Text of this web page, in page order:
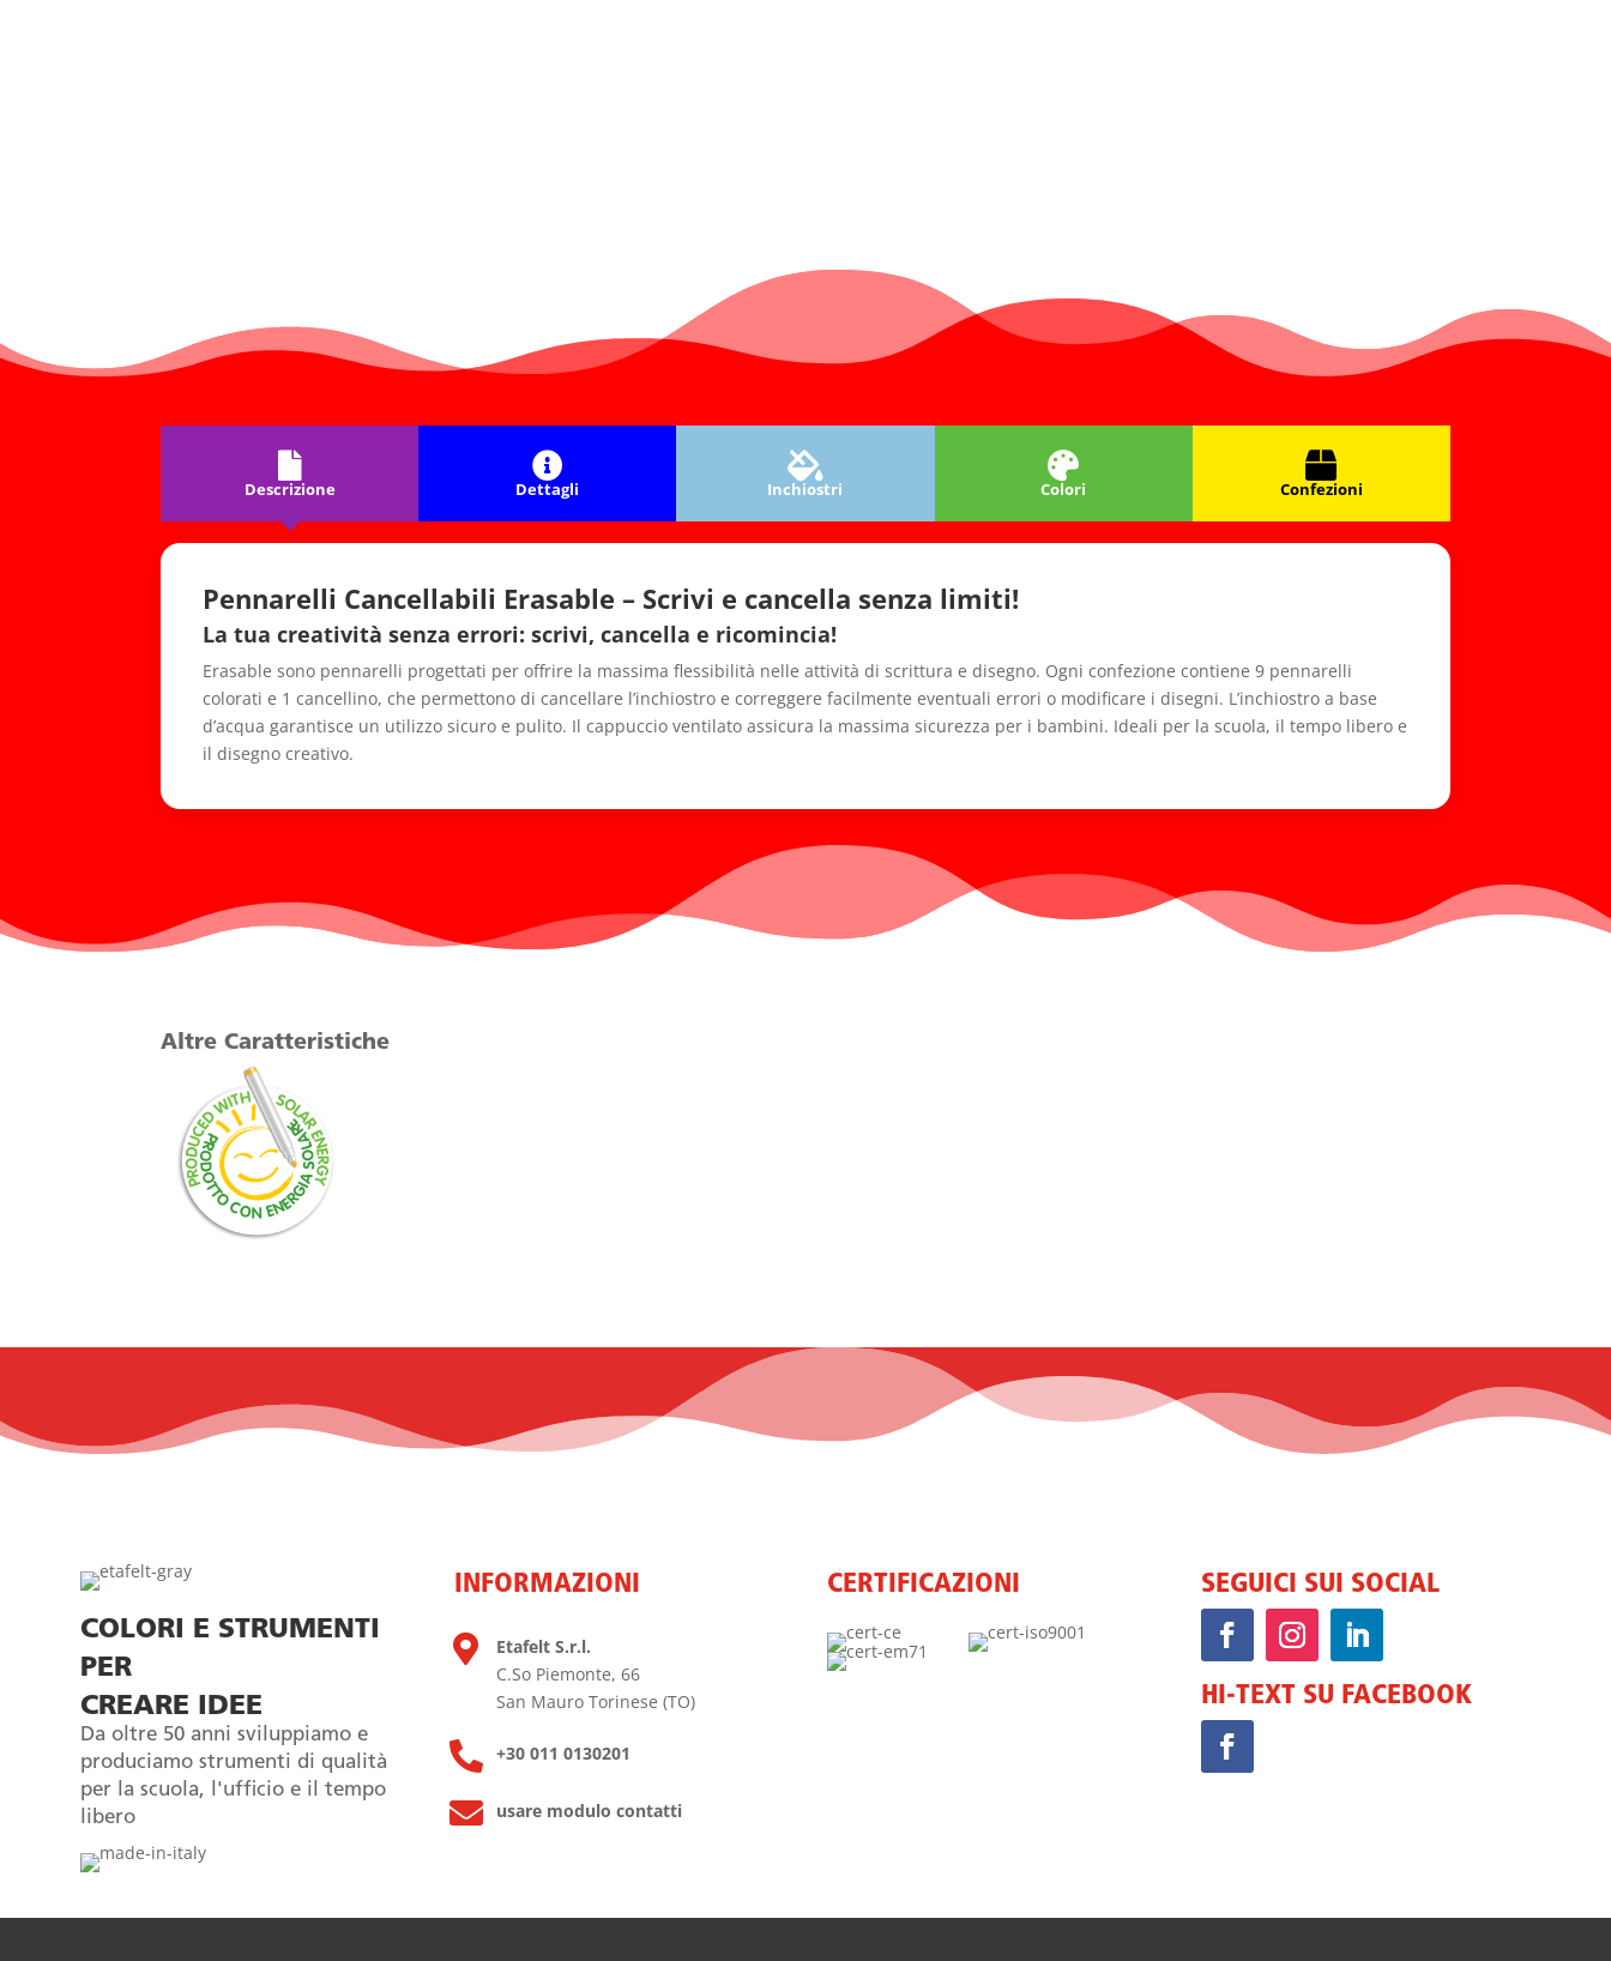
Descrizione Dettagli Inchiostri Colori Confezioni
Pennarelli Cancellabili Erasable – Scrivi e cancella senza limiti!
La tua creatività senza errori: scrivi, cancella e ricomincia!
Erasable sono pennarelli progettati per offrire la massima flessibilità nelle attività di scrittura e disegno. Ogni confezione contiene 9 pennarelli
colorati e 1 cancellino, che permettono di cancellare l’inchiostro e correggere facilmente eventuali errori o modificare i disegni. L’inchiostro a base
d’acqua garantisce un utilizzo sicuro e pulito. Il cappuccio ventilato assicura la massima sicurezza per i bambini. Ideali per la scuola, il tempo libero e
il disegno creativo.
Altre Caratteristiche
COLORI E STRUMENTI
PER
CREARE IDEE
Da oltre 50 anni sviluppiamo e
produciamo strumenti di qualità
per la scuola, l'ufficio e il tempo
libero
INFORMAZIONI

Etafelt S.r.l.
C.So Piemonte, 66
San Mauro Torinese (TO)
 +30 011 0130201
 usare modulo contatti
CERTIFICAZIONI SEGUICI SUI SOCIAL
HI-TEXT SU FACEBOOK